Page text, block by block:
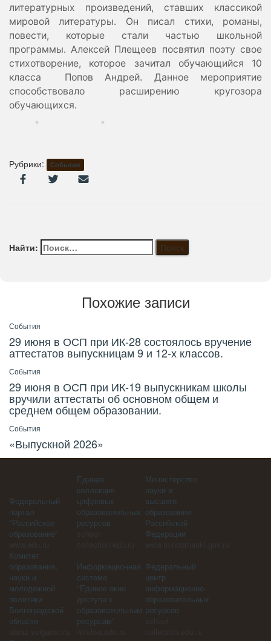
литературных произведений, ставших классикой
мировой литературы. Он писал стихи, романы,
повести, которые стали частью школьной
программы. Алексей Плещеев посвятил поэту свое
стихотворение, которое зачитал обучающийся 10
класса Попов Андрей. Данное мероприятие
способствовало расширению кругозора
обучающихся.
Рубрики: События
Найти:
Похожие записи
События
29 июня в ОСП при ИК-28 состоялось вручение
аттестатов выпускницам 9 и 12-х классов.
События
29 июня в ОСП при ИК-19 выпускникам школы
вручили аттестаты об основном общем и
среднем общем образовании.
События
«Выпускной 2026»
Федеральный
портал
"Российское
образование"
Единая
коллекция
цифровых
образовательных
ресурсов
Министерство
науки и
высшего
образования
Российской
Федерации
Комитет
образования,
науки и
молодежной
политики
Волгоградской
области
Информационная
система
"Единое окно
доступа к
образовательным
ресурсам"
Федеральный
центр
информационно-
образовательных
ресурсов